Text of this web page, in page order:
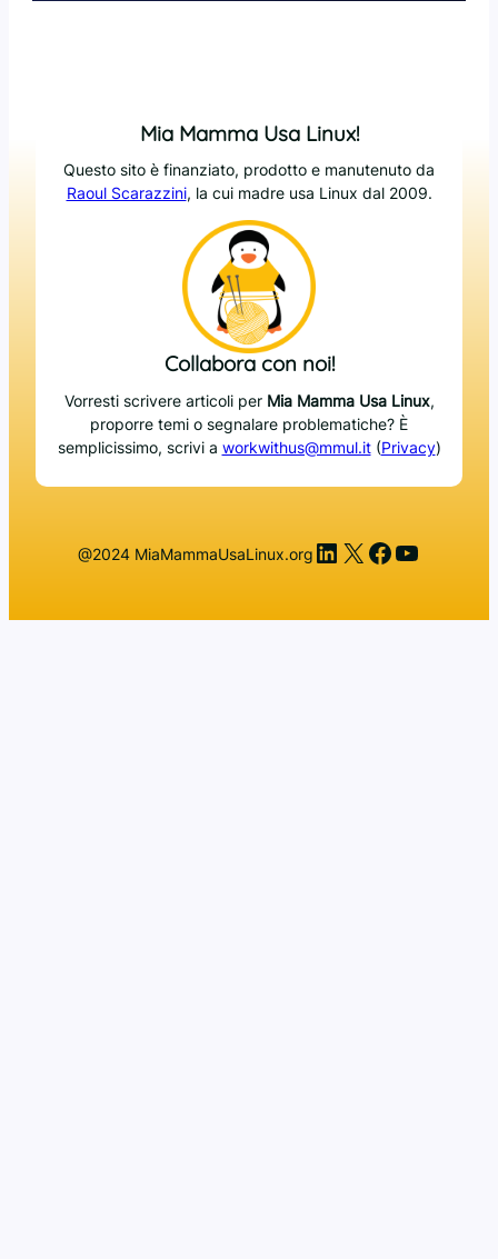
Mia Mamma Usa Linux!
Questo sito è finanziato, prodotto e manutenuto da
Raoul Scarazzini, la cui madre usa Linux dal 2009.
Collabora con noi!
Vorresti scrivere articoli per Mia Mamma Usa Linux,
proporre temi o segnalare problematiche? È
semplicissimo, scrivi a workwithus@mmul.it(Privacy)
@2024 MiaMammaUsaLinux.org LinkedIn
X Facebook